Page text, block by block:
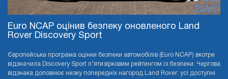
Euro NCAP оцінив безпеку оновленого Land
Rover Discovery Sport
Європейська програма оцінки безпеки автомобілів (Euro NCAP) вкотре
відзначила Discovery Sport п’ятизірковим рейтингом із безпеки. Чергова
відзнака доповнює низку попередніх нагород Land Rover: усі доступні